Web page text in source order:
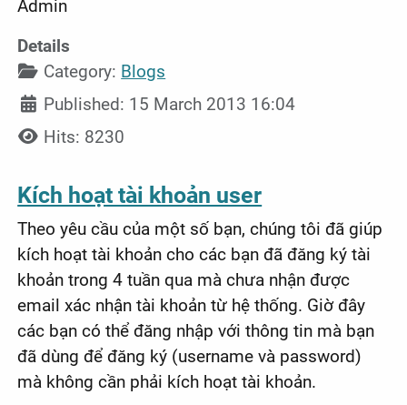
Admin
Details
Category: Blogs
Published: 15 March 2013 16:04
Hits: 8230
Kích hoạt tài khoản user
Theo yêu cầu của một số bạn, chúng tôi đã giúp
kích hoạt tài khoản cho các bạn đã đăng ký tài
khoản trong 4 tuần qua mà chưa nhận được
email xác nhận tài khoản từ hệ thống. Giờ đây
các bạn có thể đăng nhập với thông tin mà bạn
đã dùng để đăng ký (username và password)
mà không cần phải kích hoạt tài khoản.